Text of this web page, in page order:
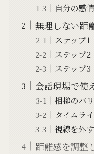
自分の感
無理しない距
ステップ1
ステップ2
ステップ3
会話現場で使
相槌のバ
タイムラ
視線を外
距離感を調整